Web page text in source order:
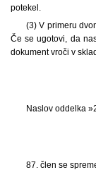
potekel.
(3) V primeru
Če se ugotovi, da
dokument vroči v
Naslov oddelka
87. člen se